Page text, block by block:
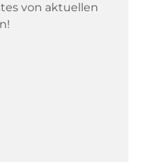
von aktuellen